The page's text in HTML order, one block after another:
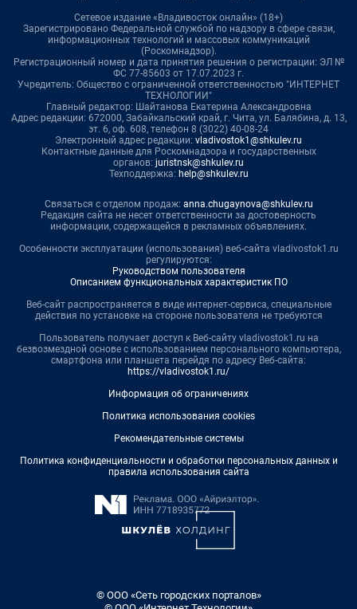
Сетевое издание «Владивосток онлайн» (18+)
Зарегистрировано Федеральной службой по надзору в сфере связи,
информационных технологий и массовых коммуникаций
(Роскомнадзор).
Регистрационный номер и дата принятия решения о регистрации: ЭЛ №
ФС 77-85603 от 17.07.2023 г.
Учредитель: Общество с ограниченной ответственностью "ИНТЕРНЕТ
ТЕХНОЛОГИИ"
Главный редактор: Шайтанова Екатерина Александровна
Адрес редакции: 672000, Забайкальский край, г. Чита, ул. Балябина, д. 13,
эт. 6, оф. 608, телефон 8 (3022) 40-08-24
Электронный адрес редакции: vladivostok1@shkulev.ru
Контактные данные для Роскомнадзора и государственных
органов: juristnsk@shkulev.ru
Техподдержка: help@shkulev.ru
Связаться с отделом продаж: anna.chugaynova@shkulev.ru
Редакция сайта не несет ответственности за достоверность
информации, содержащейся в рекламных объявлениях.
Особенности эксплуатации (использования) веб-сайта vladivostok1.ru
регулируются:
Руководством пользователя
Описанием функциональных характеристик ПО
Веб-сайт распространяется в виде интернет-сервиса, специальные
действия по установке на стороне пользователя не требуются
Пользователь получает доступ к Веб-сайту vladivostok1.ru на
безвозмездной основе с использованием персонального компьютера,
смартфона или планшета перейдя по адресу Веб-сайта:
https://vladivostok1.ru/
Информация об ограничениях
Политика использования cookies
Рекомендательные системы
Политика конфиденциальности и обработки персональных данных и
правила использования сайта
© ООО «Сеть городских порталов»